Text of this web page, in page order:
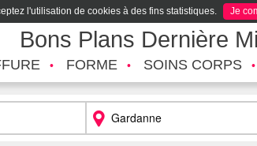
l'utilisation de cookies à des fins statistiques. Je
Bons Plans Dernière
FORME SOINS CORPS